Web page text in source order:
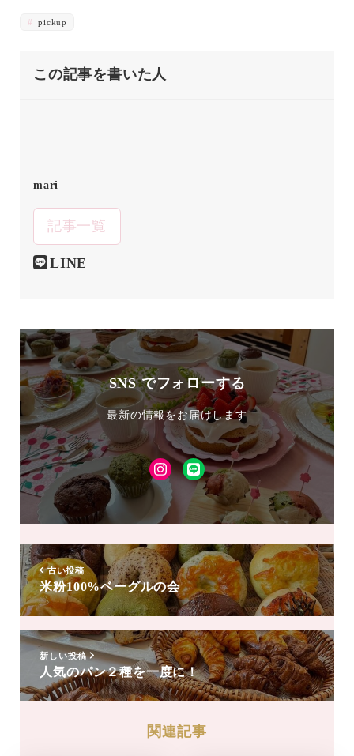
pickup
この記事を書いた人
mari
記事一覧
LINE
SNS でフォローする
最新の情報をお届けします
Instagram
LINE
友
達
追
加
古い投稿
米粉100%ベーグルの会
新しい投稿
人気のパン２種を一度に！
関連記事